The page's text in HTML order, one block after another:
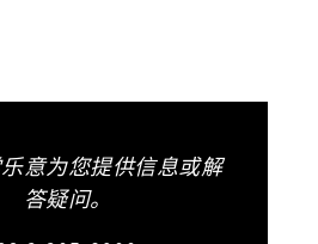
意为您提供信息或解
答疑问。